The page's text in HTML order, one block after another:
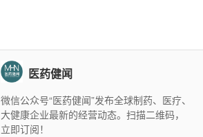
医药健闻
微信公众号“医药健闻”发布全球制药、医疗、
大健康企业最新的经营动态。扫描二维码，
立即订阅！